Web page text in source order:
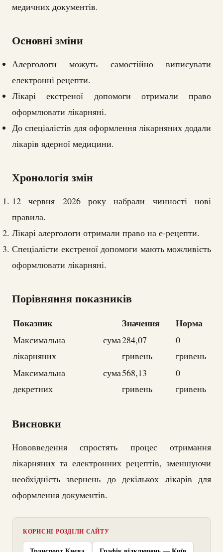
медичних документів.
Основні зміни
Алергологи можуть самостійно виписувати
електронні рецепти.
Лікарі екстреної допомоги отримали право
оформлювати лікарняні.
До спеціалістів для оформлення лікарняних додали
лікарів ядерної медицини.
Хронологія змін
12 червня 2026 року набрали чинності нові
правила.
Лікарі алергологи отримали право на е-рецепти.
Спеціалісти екстреної допомоги мають можливість
оформлювати лікарняні.
Порівняння показників
Показник Значення Норма
Максимальна сума
лікарняних
284,07
гривень
0
гривень
Максимальна сума
декретних
568,13
гривень
0
гривень
Висновки
Нововведення спростять процес отримання
лікарняних та електронних рецептів, зменшуючи
необхідність звернень до декількох лікарів для
оформлення документів.
КОРИСНІ РОЗДІЛИ САЙТУ